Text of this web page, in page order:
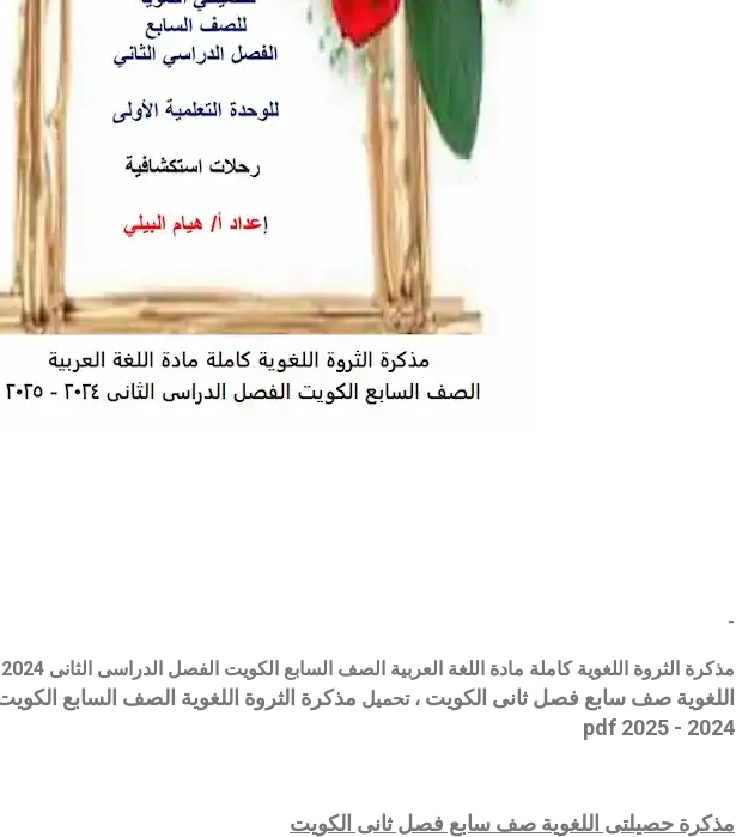
-
مذكرة الثروة اللغوية كاملة مادة اللغة العربية الصف السابع الكويت الفصل الدراسى الثانى 2024 - 2025
اللغوية صف سابع فصل ثانى الكويت ،تحميل مذكرة الثروة اللغوية الصف السابع
2024 - 2025
مذكرة حصيلتى اللغوية صف سابع فصل ثانى الكويت